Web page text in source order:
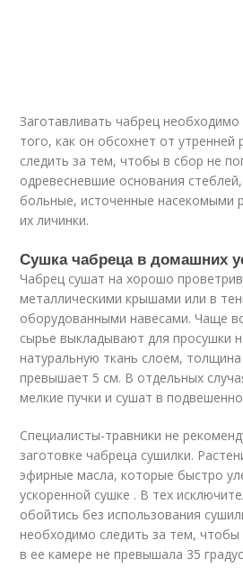
Заготавливать чабрец необходимо
того, как он обсохнет от
следить за тем, чтобы в сбор не
одревесневшие основания
больные, источенные насекомыми
их личинки.
Сушка чабреца в домашних
Чабрец сушат на хорошо
металлическими крышами или в
оборудованными навесами. Чаще
сырье выкладывают для просушки
натуральную ткань слоем,
превышает 5 см. В отдельных
мелкие пучки и сушат в
Специалисты-травники не
заготовке чабреца сушилки.
эфирные масла, которые быстро
ускоренной сушке . В тех
обойтись без использования
необходимо следить за тем, чтобы
в ее камере не превышала 35